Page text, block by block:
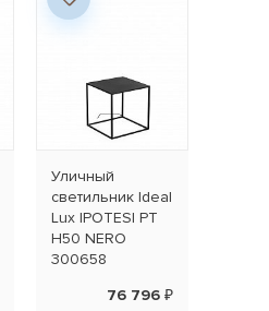
Уличный
светильник Ideal
Lux IPOTESI PT
H50 NERO
300658
76 796 ₽